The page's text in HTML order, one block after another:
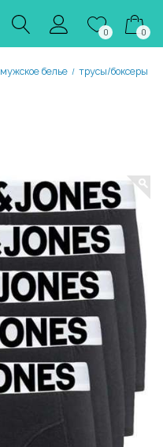
0 0
мужское белье / трусы/боксеры